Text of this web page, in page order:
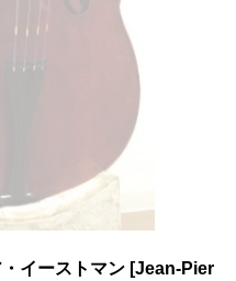
イーストマン [Jean-Pier